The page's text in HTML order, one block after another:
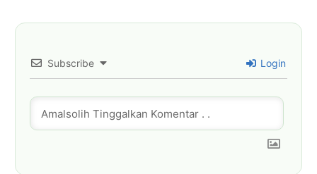
Subscribe Login